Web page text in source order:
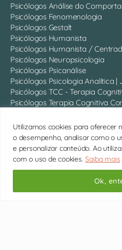
Utilizamos cookies para oferecer
o desempenho, analisar como o
e personalizar conteúdo. Ao
com o uso de cookies.Saiba mais
Ok,
Psicólogos Análise do
Psicólogos Fenomenologia
Psicólogos Gestalt
Psicólogos Humanista
Psicólogos Humanista /
Psicólogos Neuropsicologia
Psicólogos Psicanálise
Psicólogos Psicologia Analítica |
Psicólogos TCC - Terapia
Psicólogos Terapia Cognitiva
Psicólogos Terapia do Esquema
Mostrar Mais
Quem somos
Somos 750 psicólogos com CRP